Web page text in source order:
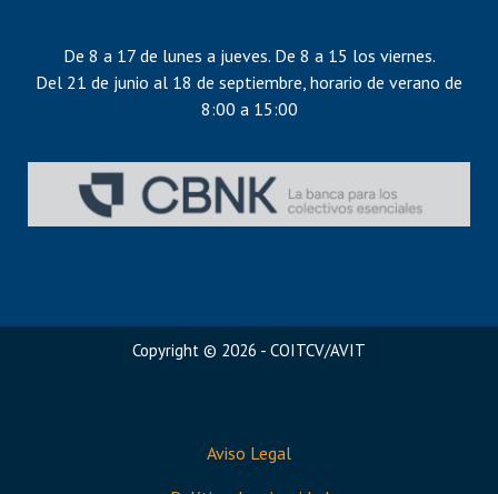
De 8 a 17 de lunes a jueves. De 8 a 15 los viernes.
Del 21 de junio al 18 de septiembre, horario de verano de
8:00 a 15:00
Copyright © 2026 - COITCV/AVIT
Aviso Legal